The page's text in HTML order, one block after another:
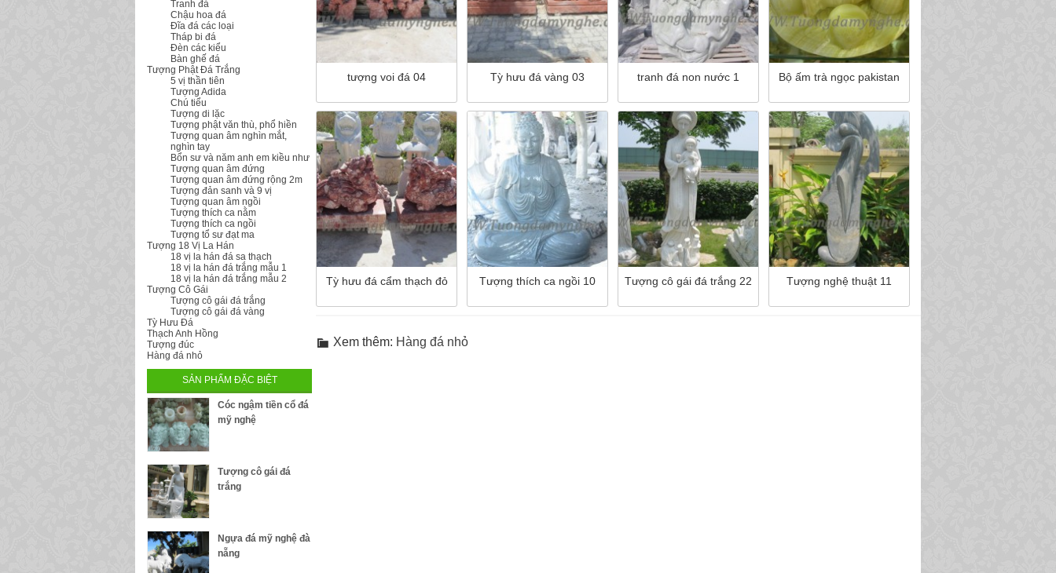
tượng voi đá 04 Tỳ hưu đá vàng 03 tranh đá non nước 1 Bộ ấm trà ngọc pakistan
Tỳ hưu đá cẩm thạch đỏ Tượng thích ca ngồi 10 Tượng cô gái đá trắng 22 Tượng nghệ thuật 11
Xem thêm: Hàng đá nhỏ
Tranh đá
Chậu hoa đá
Đĩa đá các loại
Tháp bi đá
Đèn các kiểu
Bàn ghế đá
Tượng Phật Đá Trắng
5 vị thần tiên
Tượng Adida
Chú tiểu
Tượng di lặc
Tượng phật văn thù, phổ hiền
Tượng quan âm nghìn mắt,
nghìn tay
Bổn sư và năm anh em kiều như
Tượng quan âm đứng
Tượng quan âm đứng rộng 2m
Tượng đản sanh và 9 vị
Tượng quan âm ngồi
Tượng thích ca nằm
Tượng thích ca ngồi
Tượng tổ sư đạt ma
Tượng 18 Vị La Hán
18 vị la hán đá sa thạch
18 vị la hán đá trắng mẫu 1
18 vị la hán đá trắng mẫu 2
Tượng Cô Gái
Tượng cô gái đá trắng
Tượng cô gái đá vàng
Tỳ Hưu Đá
Thạch Anh Hồng
Tượng đúc
Hàng đá nhỏ
SẢN PHẨM ĐẶC BIỆT
Cóc ngậm tiền cổ đá
mỹ nghệ
Tượng cô gái đá
trắng
Ngựa đá mỹ nghệ đà
nẵng